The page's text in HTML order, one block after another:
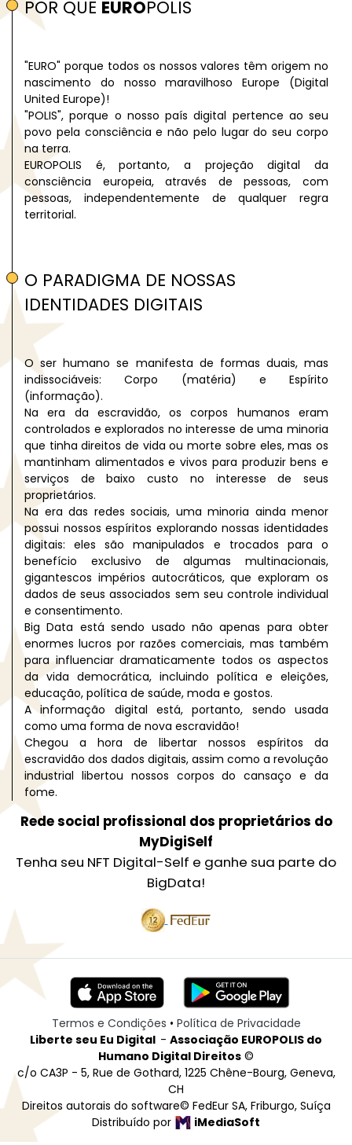
POR QUE EUROPOLIS
"EURO" porque todos os nossos valores têm origem no
nascimento do nosso maravilhoso Europe (Digital
United Europe)!
"POLIS", porque o nosso país digital pertence ao seu
povo pela consciência e não pelo lugar do seu corpo
na terra.
EUROPOLIS é, portanto, a projeção digital da
consciência europeia, através de pessoas, com
pessoas, independentemente de qualquer regra
territorial.
O PARADIGMA DE NOSSAS
IDENTIDADES DIGITAIS
O ser humano se manifesta de formas duais, mas
indissociáveis: Corpo (matéria) e Espírito
(informação).
Na era da escravidão, os corpos humanos eram
controlados e explorados no interesse de uma minoria
que tinha direitos de vida ou morte sobre eles, mas os
mantinham alimentados e vivos para produzir bens e
serviços de baixo custo no interesse de seus
proprietários.
Na era das redes sociais, uma minoria ainda menor
possui nossos espíritos explorando nossas identidades
digitais: eles são manipulados e trocados para o
benefício exclusivo de algumas multinacionais,
gigantescos impérios autocráticos, que exploram os
dados de seus associados sem seu controle individual
e consentimento.
Big Data está sendo usado não apenas para obter
enormes lucros por razões comerciais, mas também
para influenciar dramaticamente todos os aspectos
da vida democrática, incluindo política e eleições,
educação, política de saúde, moda e gostos.
A informação digital está, portanto, sendo usada
como uma forma de nova escravidão!
Chegou a hora de libertar nossos espíritos da
escravidão dos dados digitais, assim como a revolução
industrial libertou nossos corpos do cansaço e da
fome.
Rede social profissional dos proprietários do
MyDigiSelf
Tenha seu NFT Digital-Self e ganhe sua parte do
BigData!
Termos e Condições • Política de Privacidade
Liberte seu Eu Digital - Associação EUROPOLIS do
Humano Digital Direitos ©
c/o CA3P - 5, Rue de Gothard, 1225 Chêne-Bourg, Geneva,
CH
Direitos autorais do software© FedEur SA, Friburgo, Suíça
Distribuído por
iMediaSoft